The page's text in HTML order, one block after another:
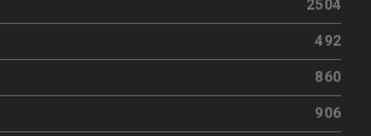
2504
492
860
906